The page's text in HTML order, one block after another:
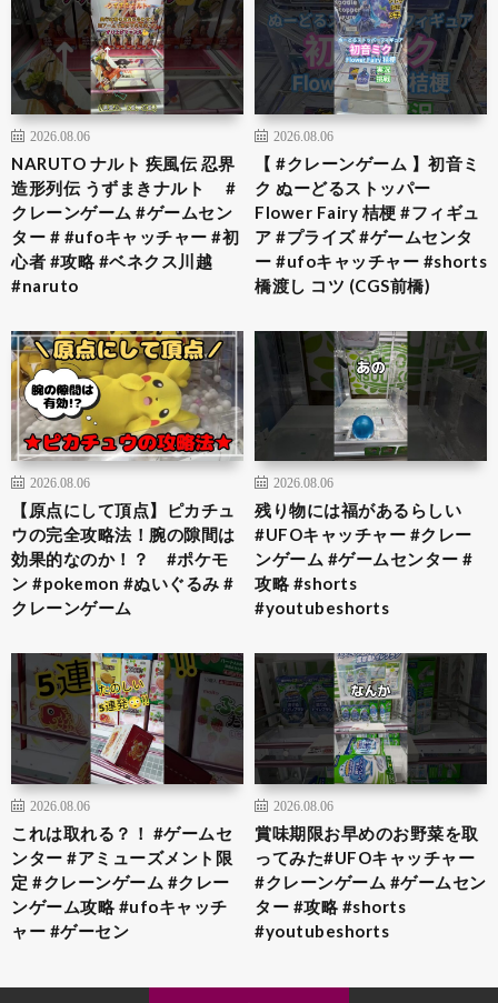
2026.08.06
NARUTO ナルト 疾風伝 忍界
造形列伝 うずまきナルト #
クレーンゲーム #ゲームセン
ター # #ufoキャッチャー #初
心者 #攻略 #ベネクス川越
#naruto
2026.08.06
【 #クレーンゲーム 】初音ミ
ク ぬーどるストッパー
Flower Fairy 桔梗 #フィギュ
ア #プライズ #ゲームセンタ
ー #ufoキャッチャー #shorts
橋渡し コツ (CGS前橋)
2026.08.06
【原点にして頂点】ピカチュ
ウの完全攻略法！腕の隙間は
効果的なのか！？ #ポケモ
ン #pokemon #ぬいぐるみ #
クレーンゲーム
2026.08.06
残り物には福があるらしい
#UFOキャッチャー #クレー
ンゲーム #ゲームセンター #
攻略 #shorts
#youtubeshorts
2026.08.06
これは取れる？！ #ゲームセ
ンター #アミューズメント限
定 #クレーンゲーム #クレー
ンゲーム攻略 #ufoキャッチ
ャー #ゲーセン
2026.08.06
賞味期限お早めのお野菜を取
ってみた#UFOキャッチャー
#クレーンゲーム #ゲームセン
ター #攻略 #shorts
#youtubeshorts